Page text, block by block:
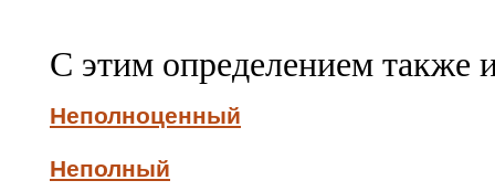
С этим определением также
Неполноценный
Неполный